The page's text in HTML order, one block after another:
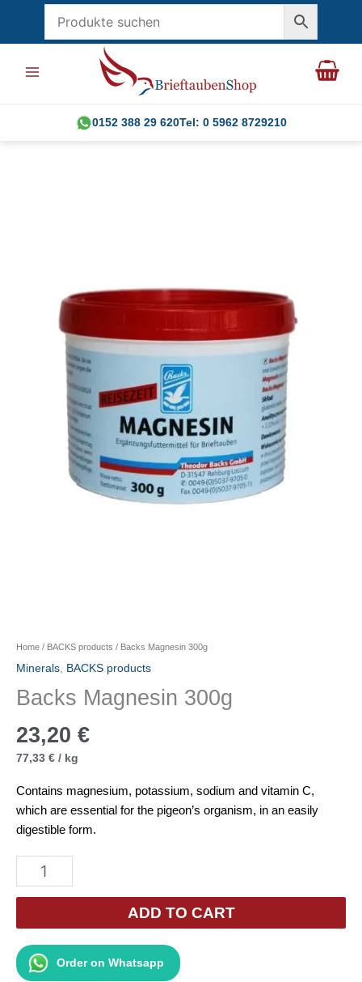
0152 388 29 620Tel: 0 5962 8729210
Home / BACKS products / Backs Magnesin 300g
Minerals, BACKS products
Backs Magnesin 300g
23,20 €
77,33 € / kg
Contains magnesium, potassium, sodium and vitamin C,
which are essential for the pigeon’s organism, in an easily
digestible form.
Backs
Magnesin
quantity
ADD TO CART
Order on Whatsapp